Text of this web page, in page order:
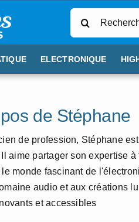
ELECTRONIQUE
de Stéphane
de profession, Stéphane
Il aime partager son expertise
monde fascinant de
audio et aux créations
et accessibles